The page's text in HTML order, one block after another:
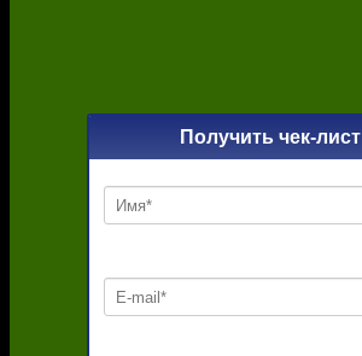
Получить чек-лист